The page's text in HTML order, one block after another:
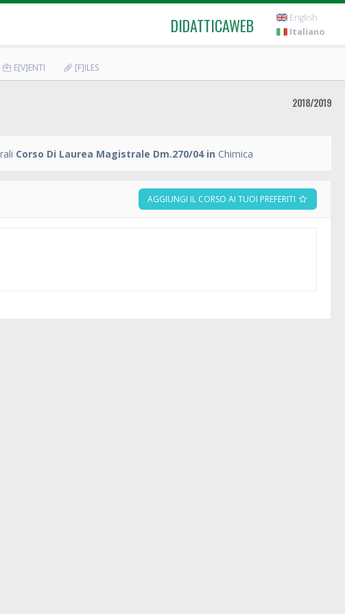
DIDATTICAWEB
English
Italiano
E[V]ENTI [F]ILES
2018/2019
Corso Di Laurea Magistrale Dm.270/04 in Chimica
AGGIUNGI IL CORSO AI TUOI PREFERITI